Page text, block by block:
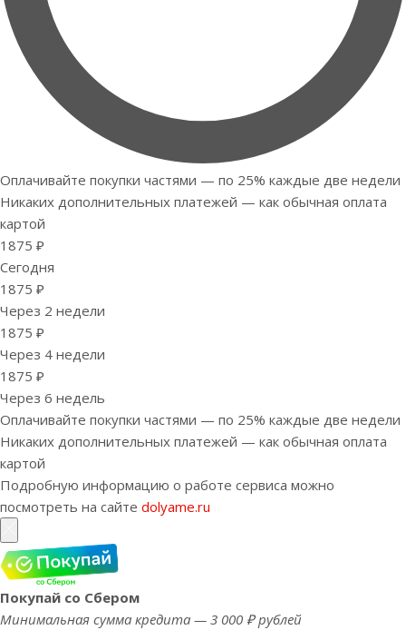
Оплачивайте покупки частями — по 25% каждые две недели
Никаких дополнительных платежей — как обычная оплата
картой
1875 ₽
Сегодня
1875 ₽
Через 2 недели
1875 ₽
Через 4 недели
1875 ₽
Через 6 недель
Оплачивайте покупки частями — по 25% каждые две недели
Никаких дополнительных платежей — как обычная оплата
картой
Подробную информацию о работе сервиса можно
посмотреть на сайте dolyame.ru
Покупай со Сбером
Минимальная сумма кредита — 3 000 ₽ рублей